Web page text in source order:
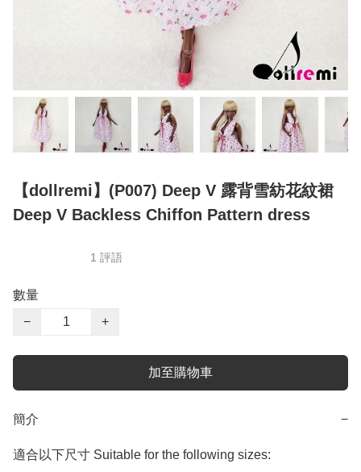
【dollremi】(P007) Deep V 露背雪紡花紋裙
Deep V Backless Chiffon Pattern dress
1 評語
數量
−
+
加至購物車
簡介 −
適合以下尺寸 Suitable for the following sizes: